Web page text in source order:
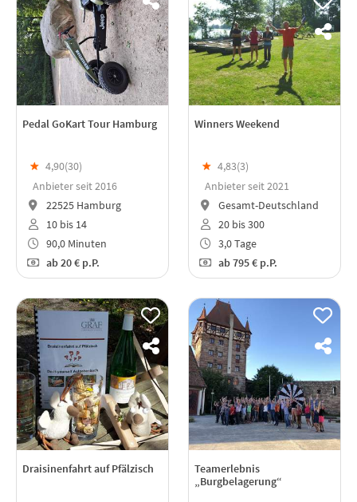
Pedal GoKart Tour Hamburg
★ 4,90(30)
Anbieter seit 2016
22525 Hamburg
10 bis 14
90,0 Minuten
ab20 € p.P.
Winners Weekend
★ 4,83(3)
Anbieter seit 2021
Gesamt-Deutschland
20 bis 300
3,0 Tage
ab795 € p.P.
Draisinenfahrt auf Pfälzisch
Teamerlebnis
„Burgbelagerung“